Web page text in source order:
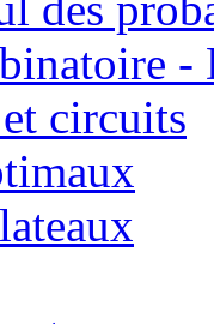
-
circuits